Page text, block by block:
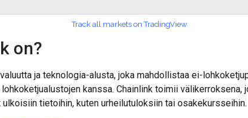
Track all markets on TradingView
on?
ja teknologia-alusta, joka mahdollistaa ei-
kanssa. Chainlink toimii välikerroksena,
tietoihin, kuten urheilutuloksiin tai osakekursseihin.